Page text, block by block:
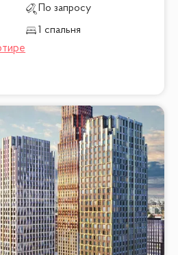
По запросу
1 спальня